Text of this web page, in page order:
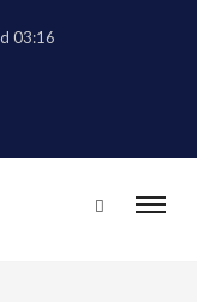
03:16